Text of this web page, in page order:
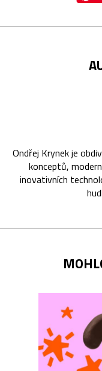
Ondřej Krynek je
konceptů,
inovativních